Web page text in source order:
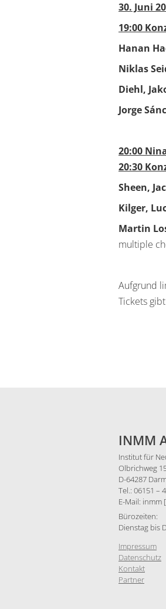
30. Juni
19:00
Hanan
Niklas
Diehl,
Jorge
20:00
20:30
Sheen,
Kilger,
Martin
multiple
Aufgrund
Tickets
INMM
Institut für
Olbrichweg
D-64287
Tel.: 06151 –
E-Mail: inmm
Bürozeiten:
Dienstag bis
Impressum
Datenschutz
Kontakt
Partner